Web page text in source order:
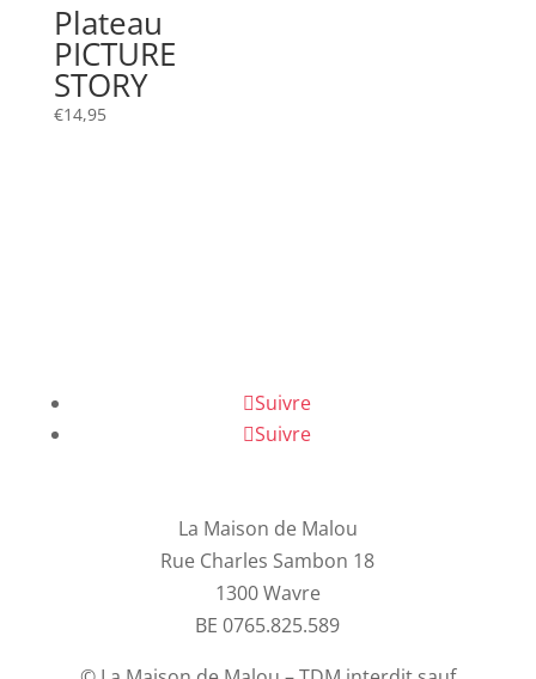
Plateau
PICTURE
STORY
€14,95
Suivre
Suivre
La Maison de Malou
Rue Charles Sambon 18
1300 Wavre
BE 0765.825.589